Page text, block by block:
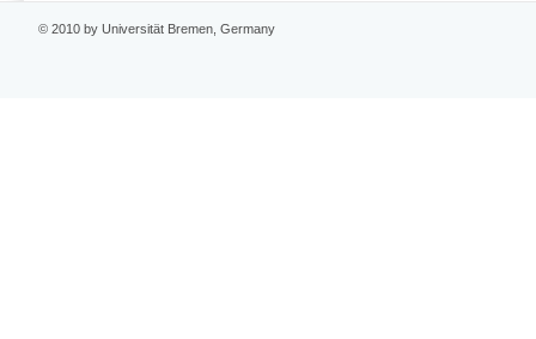
© 2010 by Universität Bremen, Germany